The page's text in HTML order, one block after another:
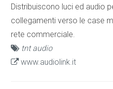
Distribuiscono luci ed audio
collegamenti verso le case
rete commerciale.
tnt audio
www.audiolink.it